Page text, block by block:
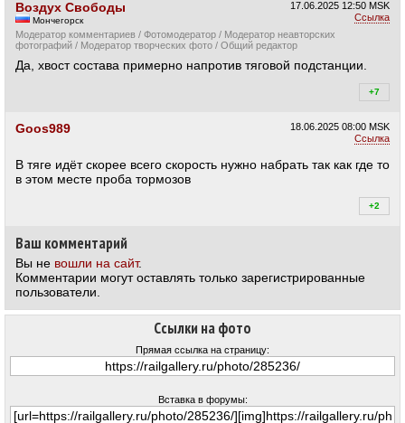
Ссылки на фото
Прямая ссылка на страницу:
Вставка в форумы:
17.06.2025 12:50 MSK
Ссылка
Воздух Свободы
Мончегорск
Модератор комментариев / Фотомодератор / Модератор неавторских
фотографий / Модератор творческих фото / Общий редактор
Да, хвост состава примерно напротив тяговой подстанции.
+7
18.06.2025 08:00 MSK
Ссылка
Goos989
В тяге идёт скорее всего скорость нужно набрать так как где то
в этом месте проба тормозов
+2
Ваш комментарий
Вы не вошли на сайт.
Комментарии могут оставлять только зарегистрированные
пользователи.